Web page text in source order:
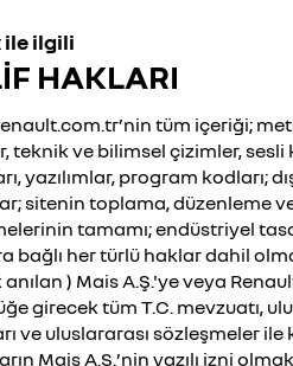
ile ilgili
HAKLARI
tüm içeriği;
teknik ve bilimsel çizimler,
yazılımlar, program kodları;
sitenin toplama, düzenleme
tamamı; endüstriyel
bağlı her türlü haklar dahil
) Mais A.Ş.'ye veya
girecek tüm T.C. mevzuatı,
ve uluslararası sözleşmeler ile
Mais A.Ş.’nin yazılı izni